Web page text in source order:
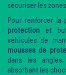
sécuriser les
Pour renforcer la
protection et
véhicules de
mousses de
dans les
absorbant les